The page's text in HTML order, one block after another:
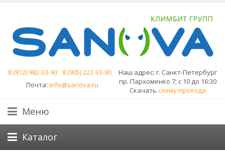
8 (812) 982-33-90
8 (905) 222-33-90
Почта: info@sanova.ru
Наш адрес: г. Санкт-Петербург
пр. Пархоменко 7; с 10 до 16:30
Скачать схему проезда
Меню
Каталог